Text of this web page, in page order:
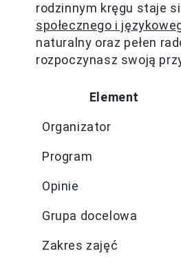
rodzinnym kręgu staje
społecznego i
naturalny oraz pełen
rozpoczynasz swoją
Element
Organizator
Program
Opinie
Grupa docelowa
Zakres zajęć